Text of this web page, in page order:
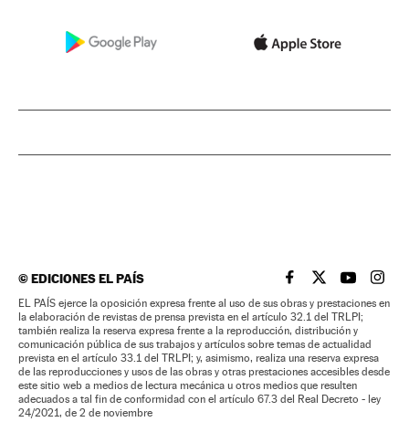
©EDICIONES EL PAÍS EL PAÍS BRASIL EN
EL PAÍSEL PAÍS
EL
EL PAÍS ejerce la oposición expresa frente al uso de sus obras y prestaciones en
la elaboración de revistas de prensa prevista en el artículo 32.1 del TRLPI;
también realiza la reserva expresa frente a la reproducción, distribución y
comunicación pública de sus trabajos y artículos sobre temas de actualidad
prevista en el artículo 33.1 del TRLPI; y, asimismo, realiza una reserva expresa
de las reproducciones y usos de las obras y otras prestaciones accesibles desde
este sitio web a medios de lectura mecánica u otros medios que resulten
adecuados a tal fin de conformidad con el artículo 67.3 del Real Decreto - ley
24/2021, de 2 de noviembre